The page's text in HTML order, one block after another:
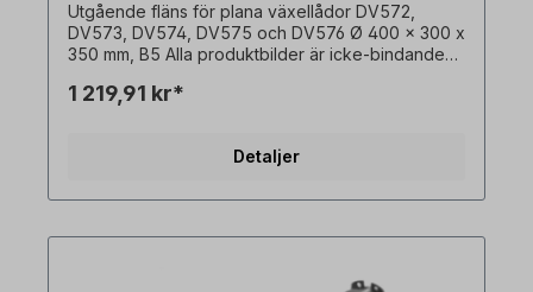
Utgående fläns för plana växellådor DV572,
DV573, DV574, DV575 och DV576 Ø 400 x 300 x
350 mm, B5 Alla produktbilder är icke-bindande
1 219,91 kr*
Detaljer